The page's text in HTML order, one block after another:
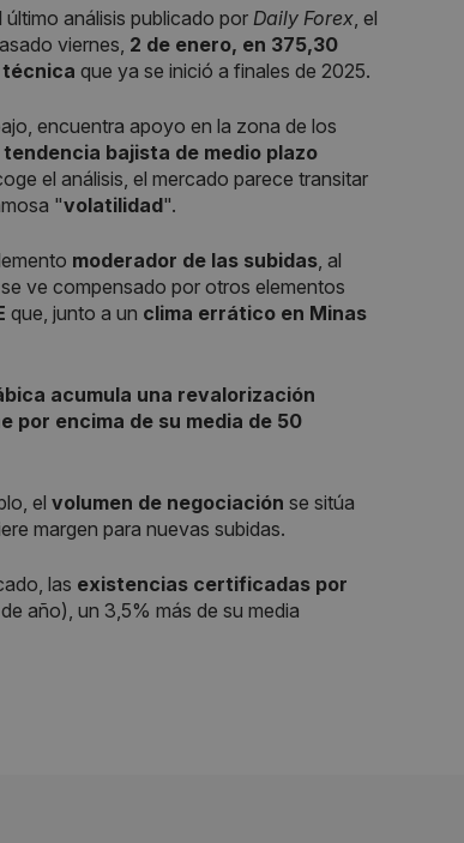
último análisis publicado por Daily Forex , el
viernes, 2 de enero, en 375,30
que ya se inició a finales de 2025.
encuentra apoyo en la zona de los
tendencia bajista de medio plazo
el análisis, el mercado parece transitar
"volatilidad".
moderador de las subidas , al
ve compensado por otros elementos
que, junto a un clima errático en Minas
acumula una revalorización
por encima de su media de 50
el volumen de negociación se sitúa
margen para nuevas subidas.
las existencias certificadas por
año), un 3,5% más de su media